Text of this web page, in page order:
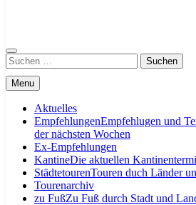
Suche
nach:
Menu
Aktuelles
EmpfehlungenEmpfehlugen und
der nächsten Wochen
Ex-Empfehlungen
KantineDie aktuellen
StädtetourenTouren duch Länder
Tourenarchiv
zu FußZu Fuß durch Stadt und